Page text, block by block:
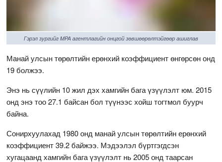
Гэрэл зургийг MPA агентлагийн онцгой зөвшөөрөлтэйгөөр ашиглав
Манай улсын төрөлтийн ерөнхий коэффициент өнгөрсөн онд
19 болжээ.
Энэ нь сүүлийн 10 жил дэх хамгийн бага үзүүлэлт юм. 2015
онд энэ тоо 27.1 байсан бол түүнээс хойш тогтмол буурч
байна.
Сонирхуулахад 1980 онд манай улсын төрөлтийн ерөнхий
коэффициент 39.2 байжээ. Мэдээлэл бүртгэгдсэн
хугацаанд хамгийн бага үзүүлэлт нь 2005 онд таарсан